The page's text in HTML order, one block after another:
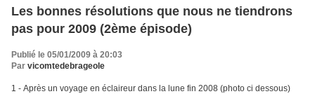
Les bonnes résolutions que nous ne tiendrons
pas pour 2009 (2ème épisode)
Publié le 05/01/2009 à 20:03
Par vicomtedebrageole
1 - Après un voyage en éclaireur dans la lune fin 2008 (photo ci dessous)